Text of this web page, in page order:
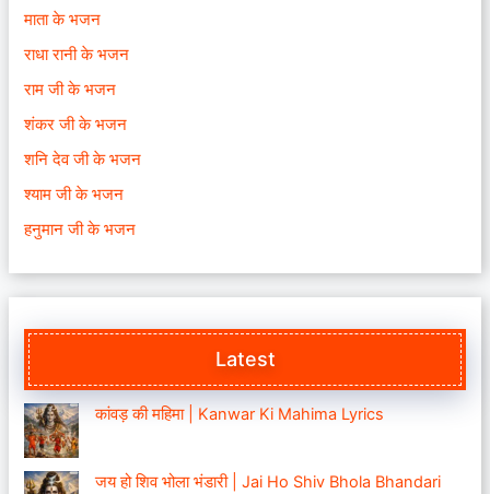
माता के भजन
राधा रानी के भजन
राम जी के भजन
शंकर जी के भजन
शनि देव जी के भजन
श्याम जी के भजन
हनुमान जी के भजन
Latest
कांवड़ की महिमा | Kanwar Ki Mahima Lyrics
जय हो शिव भोला भंडारी | Jai Ho Shiv Bhola Bhandari